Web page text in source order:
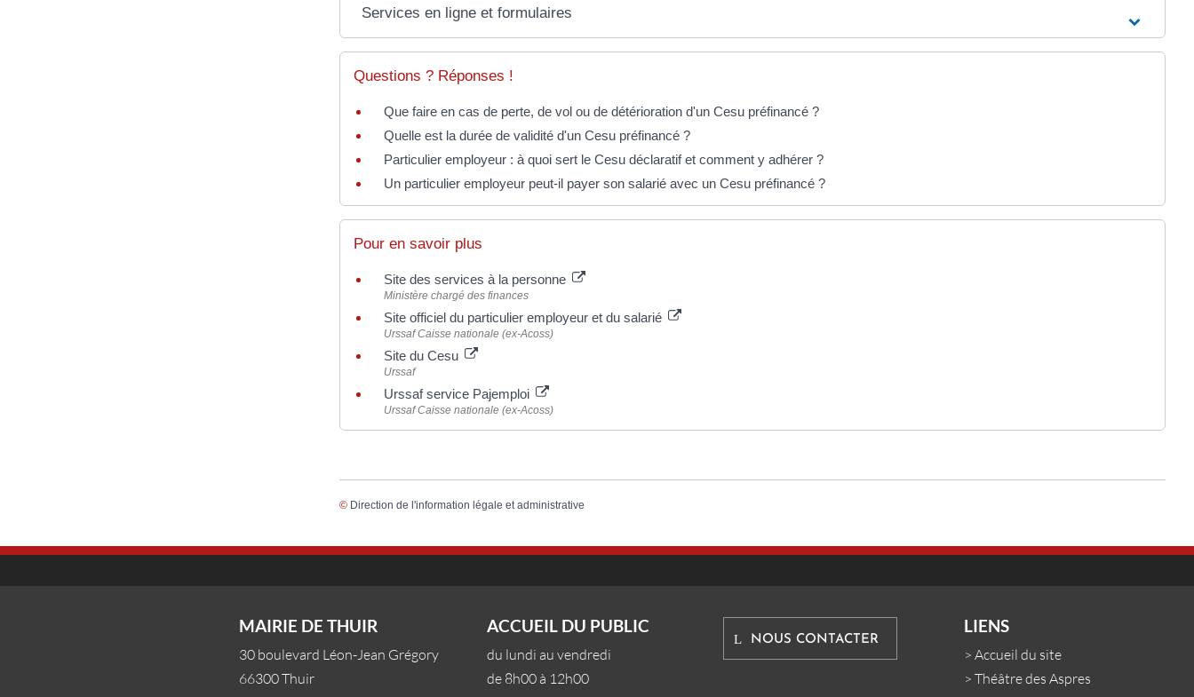
Services en ligne et formulaires
Questions ? Réponses !
Que faire en cas de perte, de vol ou de détérioration d'un Cesu préfinancé ?
Quelle est la durée de validité d'un Cesu préfinancé ?
Particulier employeur : à quoi sert le Cesu déclaratif et comment y adhérer ?
Un particulier employeur peut-il payer son salarié avec un Cesu préfinancé ?
Pour en savoir plus
Site des services à la personne
Ministère chargé des finances
Site officiel du particulier employeur et du salarié
Urssaf Caisse nationale (ex-Acoss)
Site du Cesu
Urssaf
Urssaf service Pajemploi
Urssaf Caisse nationale (ex-Acoss)
© Direction de l'information légale et administrative
MAIRIE DE THUIR
30 boulevard Léon-Jean Grégory
66300 Thuir
ACCUEIL DU PUBLIC
du lundi au vendredi
de 8h00 à 12h00
NOUS CONTACTER
LIENS
>Accueil du site
>Théâtre des Aspres